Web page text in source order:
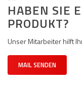
HABEN SIE
PRODUKT?
Unser Mitarbeiter hilft
MAIL SENDEN